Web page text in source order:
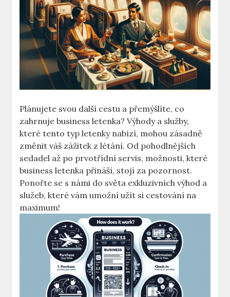
Plánujete svou další cestu a přemýšlíte, co
zahrnuje business letenka? Výhody a služby,
které tento typ letenky nabízí, mohou zásadně
změnit váš zážitek z létání. Od pohodlnějších
sedadel až po prvotřídní servis, možnosti, které
business letenka přináší, stojí za pozornost.
Ponořte se s námi do světa exkluzivních výhod a
služeb, které vám umožní užít si cestování na
maximum!